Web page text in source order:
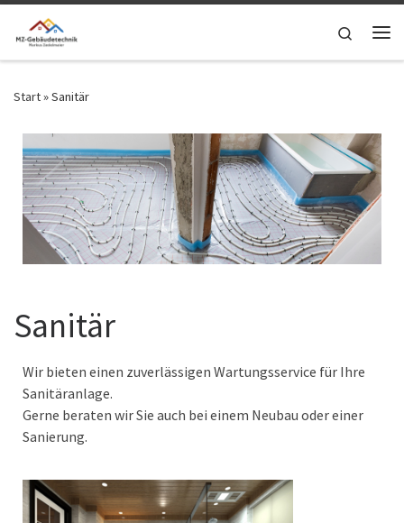
Zum Inhalt springen
Search
Start»Sanitär
Sanitär
Wir bieten einen zuverlässigen Wartungsservice für Ihre
Sanitäranlage.
Gerne beraten wir Sie auch bei einem Neubau oder einer
Sanierung.